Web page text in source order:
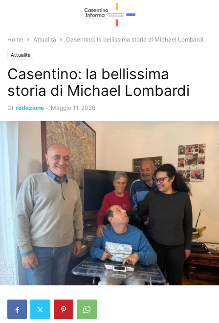
Home Attualità Casentino: la bellissima storia di Michael Lombardi
Attualità
Casentino: la bellissima
storia di Michael Lombardi
Di redazione - Maggio 11, 2026